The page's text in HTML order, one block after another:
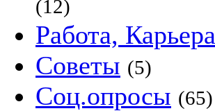
(12)
Работа, Карьера
Советы (5)
Соц.опросы (65)